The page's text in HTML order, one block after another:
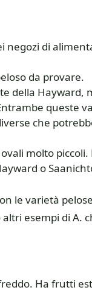
negozi di
da provare.
della Hayward,
queste
che
molto piccoli.
o
le varietà
esempi di A.
Ha frutti